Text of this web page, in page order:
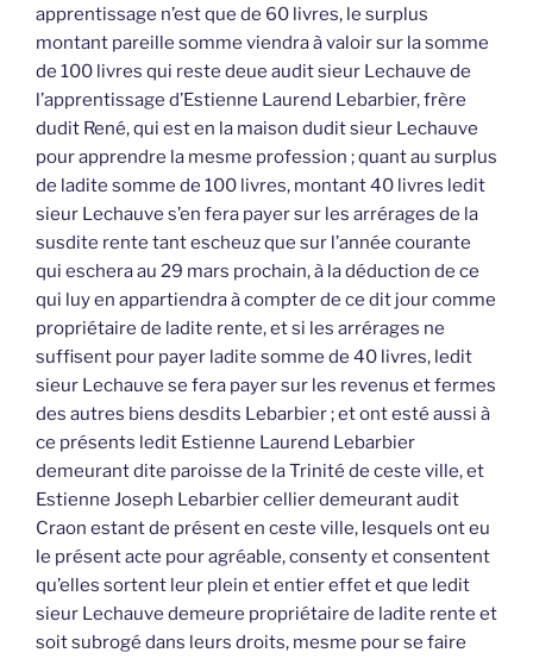
apprentissage n’est que de 60 livres, le surplus
montant pareille somme viendra à valoir sur la somme
de 100 livres qui reste deue audit sieur Lechauve de
l’apprentissage d’Estienne Laurend Lebarbier, frère
dudit René, qui est en la maison dudit sieur Lechauve
pour apprendre la mesme profession ; quant au surplus
de ladite somme de 100 livres, montant 40 livres ledit
sieur Lechauve s’en fera payer sur les arrérages de la
susdite rente tant escheuz que sur l’année courante
qui eschera au 29 mars prochain, à la déduction de ce
qui luy en appartiendra à compter de ce dit jour comme
propriétaire de ladite rente, et si les arrérages ne
suffisent pour payer ladite somme de 40 livres, ledit
sieur Lechauve se fera payer sur les revenus et fermes
des autres biens desdits Lebarbier ; et ont esté aussi à
ce présents ledit Estienne Laurend Lebarbier
demeurant dite paroisse de la Trinité de ceste ville, et
Estienne Joseph Lebarbier cellier demeurant audit
Craon estant de présent en ceste ville, lesquels ont eu
le présent acte pour agréable, consenty et consentent
qu’elles sortent leur plein et entier effet et que ledit
sieur Lechauve demeure propriétaire de ladite rente et
soit subrogé dans leurs droits, mesme pour se faire